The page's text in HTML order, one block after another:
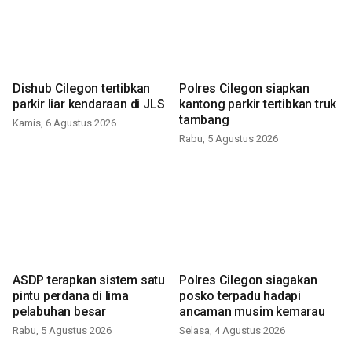
Dishub Cilegon tertibkan
parkir liar kendaraan di JLS
Kamis, 6 Agustus 2026
Polres Cilegon siapkan
kantong parkir tertibkan truk
tambang
Rabu, 5 Agustus 2026
ASDP terapkan sistem satu
pintu perdana di lima
pelabuhan besar
Rabu, 5 Agustus 2026
Polres Cilegon siagakan
posko terpadu hadapi
ancaman musim kemarau
Selasa, 4 Agustus 2026